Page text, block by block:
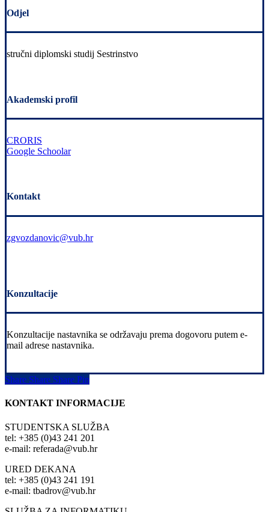
Odjel
stručni diplomski studij Sestrinstvo
Akademski profil
CRORIS
Google Schoolar
Kontakt
zgvozdanovic@vub.hr
Konzultacije
Konzultacije nastavnika se održavaju prema dogovoru putem e-
mail adrese nastavnika.
Share
Share Share Share Pin
KONTAKT INFORMACIJE
STUDENTSKA SLUŽBA
tel: +385 (0)43 241 201
e-mail: referada@vub.hr
URED DEKANA
tel: +385 (0)43 241 191
e-mail: tbadrov@vub.hr